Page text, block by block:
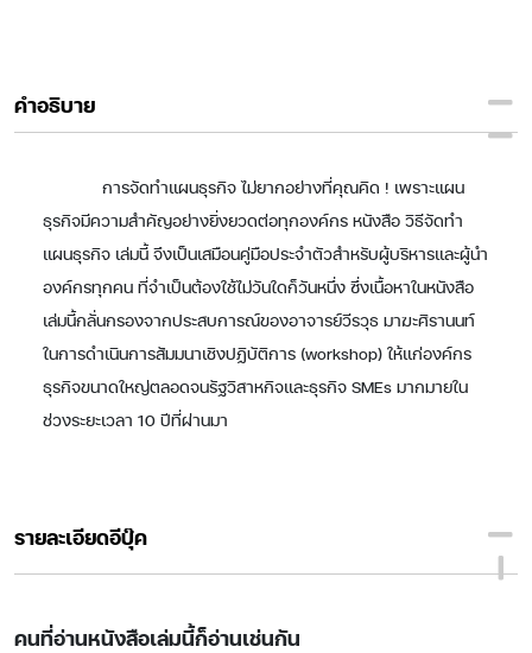
คำอธิบาย
การจัดทำแผนธุรกิจ ไม่ยากอย่างที่คุณคิด ! เพราะแผน
ธุรกิจมีความสำคัญอย่างยิ่งยวดต่อทุกองค์กร หนังสือ วิธีจัดทำ
แผนธุรกิจ เล่มนี้ จึงเป็นเสมือนคู่มือประจำตัวสำหรับผู้บริหารและผู้นำ
องค์กรทุกคน ที่จำเป็นต้องใช้ไม่วันใดก็วันหนึ่ง ซึ่งเนื้อหาในหนังสือ
เล่มนี้กลั่นกรองจากประสบการณ์ของอาจารย์วีรวุธ มาฆะศิรานนท์
ในการดำเนินการสัมมนาเชิงปฏิบัติการ (workshop) ให้แก่องค์กร
ธุรกิจขนาดใหญ่ตลอดจนรัฐวิสาหกิจและธุรกิจ SMEs มากมายใน
ช่วงระยะเวลา 10 ปีที่ผ่านมา
รายละเอียดอีบุ๊ค
คนที่อ่านหนังสือเล่มนี้ก็อ่านเช่นกัน